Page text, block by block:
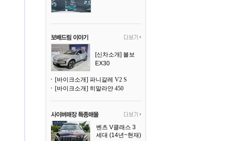
[신차소개] 볼보
EX30
[바이크소개] 파니갈레 V2 S
[바이크소개] 히말라얀 450
벤츠 V클래스 3
세대 (14년~현재)